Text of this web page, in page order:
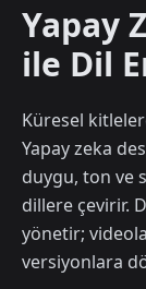
Yapay
ile Dil
Küresel
Yapay zeka
duygu, ton ve
dillere çevirir.
yönetir;
versiyonlara